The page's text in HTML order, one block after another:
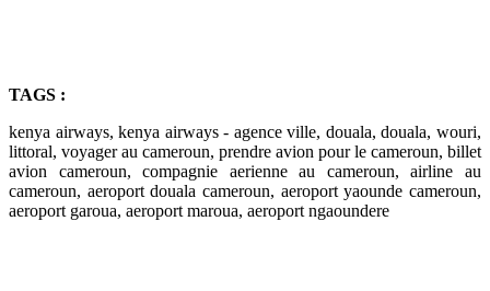
TAGS :
kenya airways, kenya airways - agence ville, douala, douala, wouri,
littoral, voyager au cameroun, prendre avion pour le cameroun, billet
avion cameroun, compagnie aerienne au cameroun, airline au
cameroun, aeroport douala cameroun, aeroport yaounde cameroun,
aeroport garoua, aeroport maroua, aeroport ngaoundere